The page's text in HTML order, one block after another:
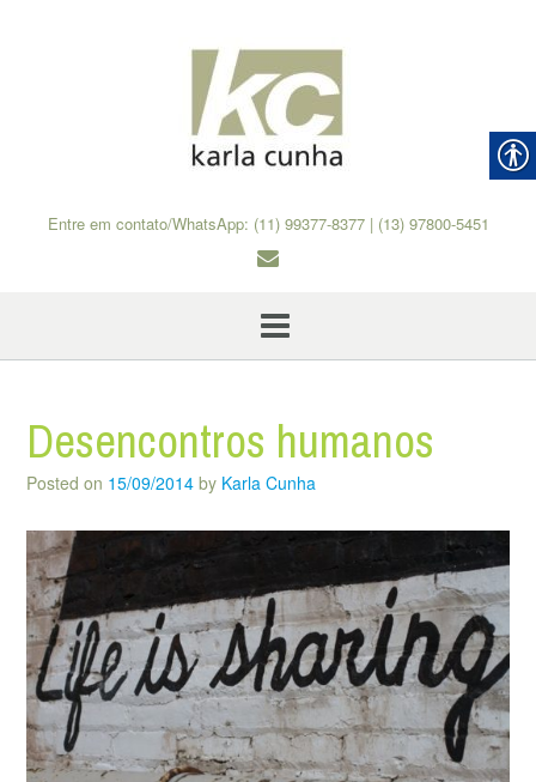
Entre em contato/WhatsApp: (11) 99377-8377 | (13) 97800-5451
Desencontros humanos
Posted on 15/09/2014 by Karla Cunha